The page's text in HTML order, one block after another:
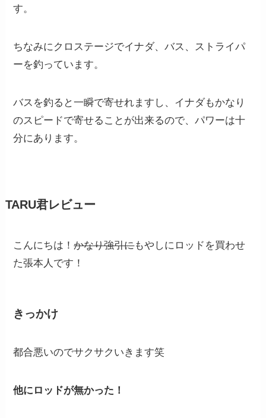
す。
ちなみにクロステージでイナダ、バス、ストライパ
ーを釣っています。
バスを釣ると一瞬で寄せれますし、イナダもかなり
のスピードで寄せることが出来るので、パワーは十
分にあります。
TARU君レビュー
こんにちは！かなり強引にもやしにロッドを買わせ
た張本人です！
きっかけ
都合悪いのでサクサクいきます笑
他にロッドが無かった！